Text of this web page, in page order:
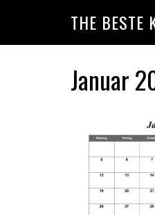
THE BESTE
Januar